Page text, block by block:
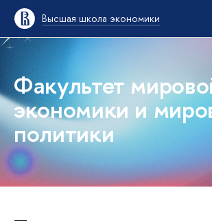
Высшая школа экономики
Факультет
экономики и
политики